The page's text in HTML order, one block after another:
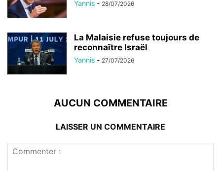
Yannis - 28/07/2026
La Malaisie refuse toujours de
reconnaître Israël
Yannis - 27/07/2026
AUCUN COMMENTAIRE
LAISSER UN COMMENTAIRE